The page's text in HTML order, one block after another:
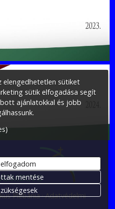
Plébánia Adatvédelmi
elengedhetetlen sütiket
sütik elfogadása segít
ajánlatokkal és jobb
mentése